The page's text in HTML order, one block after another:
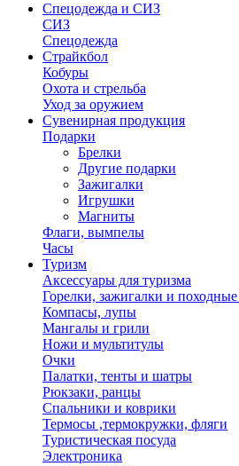
Спецодежда и СИЗ
СИЗ
Спецодежда
Страйкбол
Кобуры
Охота и стрельба
Уход за оружием
Сувенирная продукция
Подарки
Брелки
Другие подарки
Зажигалки
Игрушки
Магниты
Флаги, вымпелы
Часы
Туризм
Аксессуары для туризма
Горелки, зажигалки и
Компасы, лупы
Мангалы и грили
Ножи и мультитулы
Очки
Палатки, тенты и шатры
Рюкзаки, ранцы
Спальники и коврики
Термосы ,термокружки, фляги
Туристическая посуда
Электроника